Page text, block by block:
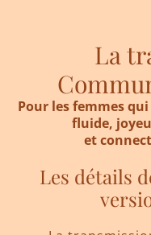
La
Pour les femmes
fluide,
et
Les détails